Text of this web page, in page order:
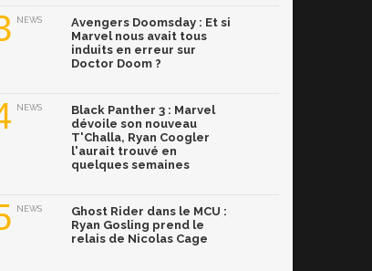
NEWS
Avengers Doomsday : Et si
Marvel nous avait tous
induits en erreur sur
Doctor Doom ?
NEWS
Black Panther 3 : Marvel
dévoile son nouveau
T'Challa, Ryan Coogler
l'aurait trouvé en
quelques semaines
NEWS
Ghost Rider dans le MCU :
Ryan Gosling prend le
relais de Nicolas Cage